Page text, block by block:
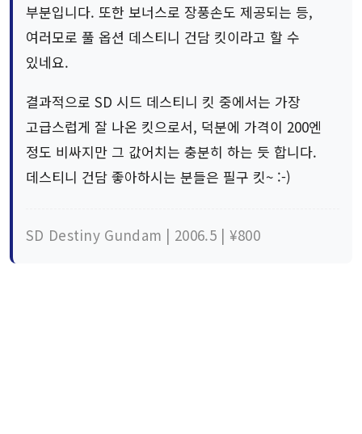
부분입니다. 또한 보너스로 장풍손도 제공되는 등,
여러모로 풀 옵션 데스티니 건담 킷이라고 할 수
있네요.
결과적으로 SD 시드 데스티니 킷 중에서는 가장
고급스럽게 잘 나온 킷으로서, 덕분에 가격이 200엔
정도 비싸지만 그 값어치는 충분히 하는 듯 합니다.
데스티니 건담 좋아하시는 분들은 필구 킷~ :-)
SD Destiny Gundam | 2006.5 | ¥800